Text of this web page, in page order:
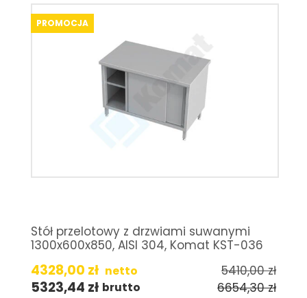
PROMOCJA
Stół przelotowy z drzwiami suwanymi
1300x600x850, AISI 304, Komat KST-036
4328,00 zł netto 5410,00zł
5323,44 zł brutto 6654,30zł